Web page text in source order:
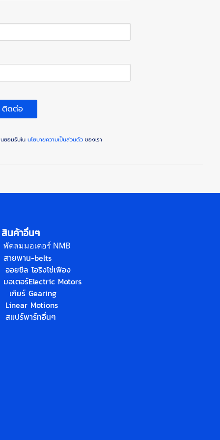
ติดต่อ
ยอมรับใน นโยบายความเป็นส่วนตัวของเรา
สินค้าอื่นๆ
พัดลมมอเตอร์ NMB
สายพาน-belts
ออยซีล โอริงโซ่เฟือง
มอเตอร์Electric Motors
เกียร์ Gearing
Linear Motions
สแปร์พาร์ทอื่นๆ